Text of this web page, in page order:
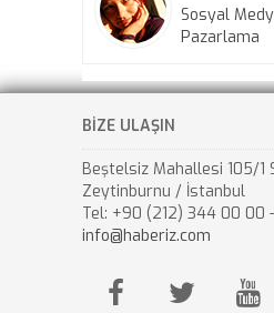
Sosyal
Pazarlama
BİZE ULAŞIN
Beştelsiz Mahallesi 105/1
Zeytinburnu / İstanbul
Tel: +90 (212) 344 00 00
info@haberiz.com